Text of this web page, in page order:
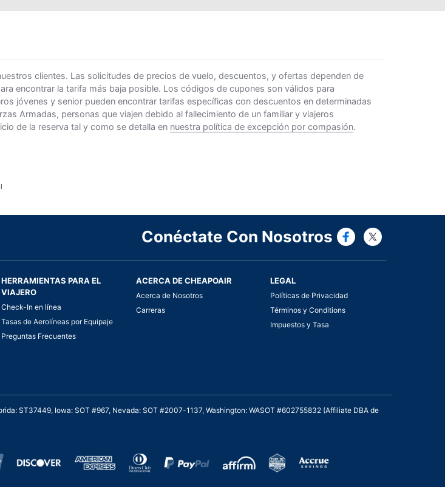
clientes. Las solicitudes de precios de vuelo, descuentos, y ofertas dependen de
encontrar la tarifa más baja posible. Los códigos de cupones son válidos para
jóvenes y senior pueden encontrar tarifas específicas con descuentos en determinadas
Armadas, personas que viajen debido al fallecimiento de un familiar y viajeros
de la reserva tal y como se detalla en nuestra política de excepción por compasión.
Conéctate Con Nosotros Connect
HERRAMIENTAS PARA EL
VIAJERO
Check-In en línea
Tasas de Aerolíneas por Equipaje
Preguntas Frecuentes
ACERCA DE CHEAPOAIR
Acerca de Nosotros
Carreras
LEGAL
Políticas de Privacidad
Términos y Conditions
Impuestos y Tasa
ST37449, Iowa: SOT #967, Nevada: SOT #2007-1137, Washington: WASOT #602755832 (Affiliate DBA de